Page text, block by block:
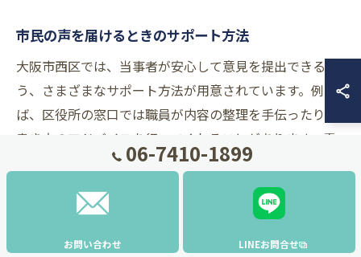
市民の声を届けるときのサポート方法
大阪市西区では、当事者が安心して意見を提出できるよ
う、さまざまなサポート方法が用意されています。例え
ば、区役所の窓口では職員が内容の整理を手伝ったり、
書き方のアドバイスを行ってくれることがあります。電
話やファックスの利用が難しい場合、ご家族やピアサポ
ートの支援を受けながら、意見書作成を進めることも有
また、地域の福祉団体や就労継続支援B型事業所などで
06-7410-1899
お問い合わせ LINEお問合せ